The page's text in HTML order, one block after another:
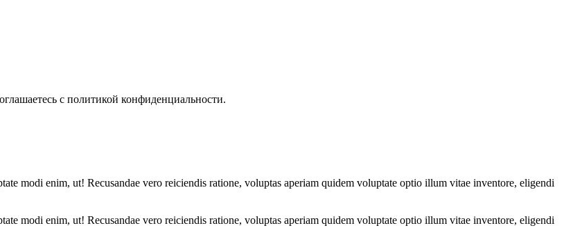
с политикой конфиденциальности.
modi enim, ut! Recusandae vero reiciendis ratione, voluptas aperiam quidem voluptate optio illum vitae inventore, eligendi
modi enim, ut! Recusandae vero reiciendis ratione, voluptas aperiam quidem voluptate optio illum vitae inventore, eligendi